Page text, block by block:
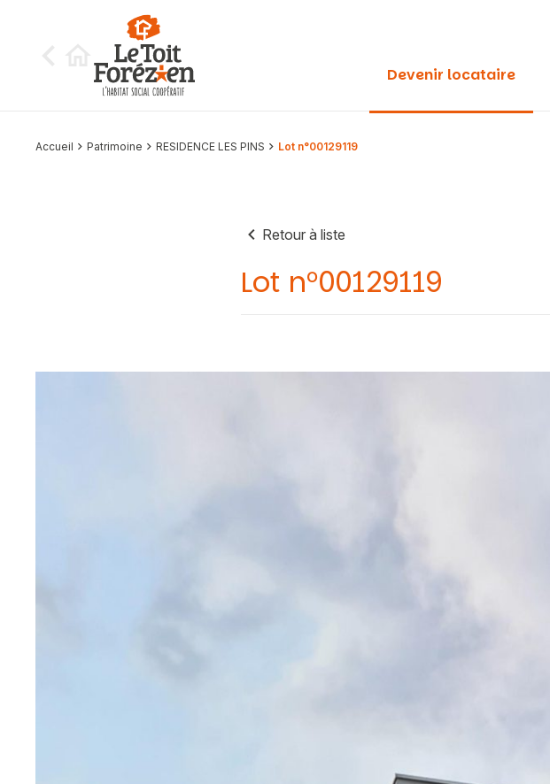
Devenir locataire
Accueil Patrimoine RESIDENCE LES PINS Lot n°00129119
Retour à liste
Lot n°00129119